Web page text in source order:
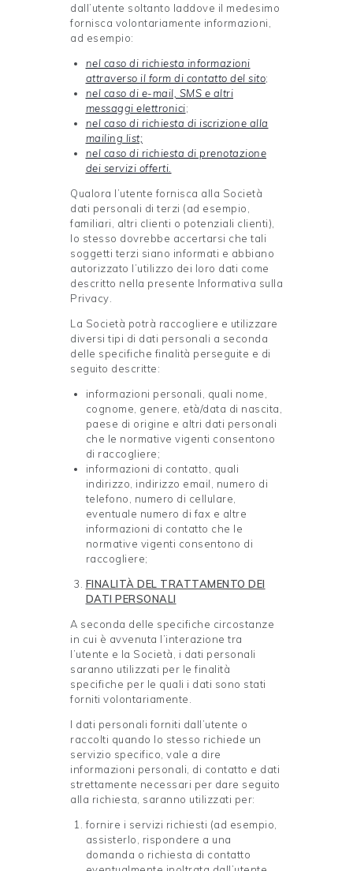
dall’utente soltanto laddove il medesimo
fornisca volontariamente informazioni,
ad esempio:
nel caso di richiesta informazioni
attraverso il form di contatto del sito;
nel caso di e-mail, SMS e altri
messaggi elettronici;
nel caso di richiesta di iscrizione alla
mailing list;
nel caso di richiesta di prenotazione
dei servizi offerti.
Qualora l’utente fornisca alla Società
dati personali di terzi (ad esempio,
familiari, altri clienti o potenziali clienti),
lo stesso dovrebbe accertarsi che tali
soggetti terzi siano informati e abbiano
autorizzato l’utilizzo dei loro dati come
descritto nella presente Informativa sulla
Privacy.
La Società potrà raccogliere e utilizzare
diversi tipi di dati personali a seconda
delle specifiche finalità perseguite e di
seguito descritte:
informazioni personali, quali nome,
cognome, genere, età/data di nascita,
paese di origine e altri dati personali
che le normative vigenti consentono
di raccogliere;
informazioni di contatto, quali
indirizzo, indirizzo email, numero di
telefono, numero di cellulare,
eventuale numero di fax e altre
informazioni di contatto che le
normative vigenti consentono di
raccogliere;
FINALITÀ DEL TRATTAMENTO DEI
DATI PERSONALI
A seconda delle specifiche circostanze
in cui è avvenuta l’interazione tra
l’utente e la Società, i dati personali
saranno utilizzati per le finalità
specifiche per le quali i dati sono stati
forniti volontariamente.
I dati personali forniti dall’utente o
raccolti quando lo stesso richiede un
servizio specifico, vale a dire
informazioni personali, di contatto e dati
strettamente necessari per dare seguito
alla richiesta, saranno utilizzati per:
fornire i servizi richiesti (ad esempio,
assisterlo, rispondere a una
domanda o richiesta di contatto